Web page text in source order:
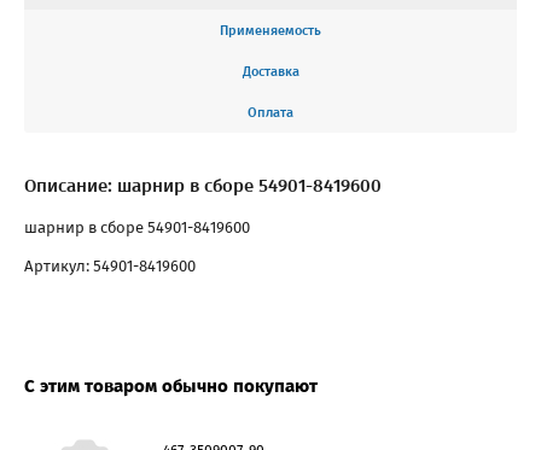
Применяемость
Доставка
Оплата
Описание: шарнир в сборе 54901-8419600
шарнир в сборе 54901-8419600
Артикул: 54901-8419600
С этим товаром обычно покупают